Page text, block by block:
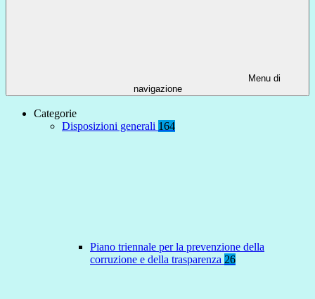
Menu di
navigazione
Categorie
Disposizioni generali 164
Piano triennale per la prevenzione della
corruzione e della trasparenza 26